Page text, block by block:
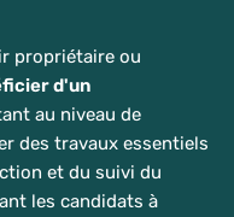
propriétaire ou
d'un
au niveau de
des travaux essentiels
et du suivi du
les candidats à